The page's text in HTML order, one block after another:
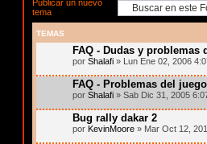
Publicar un nuevo
tema
TEMAS
FAQ - Dudas y problemas
por Shalafi » Lun Ene 02, 2006
FAQ - Problemas del juego
por Shalafi » Sab Dic 31, 2005
Bug rally dakar 2
por KevinMoore » Mar Oct 12,